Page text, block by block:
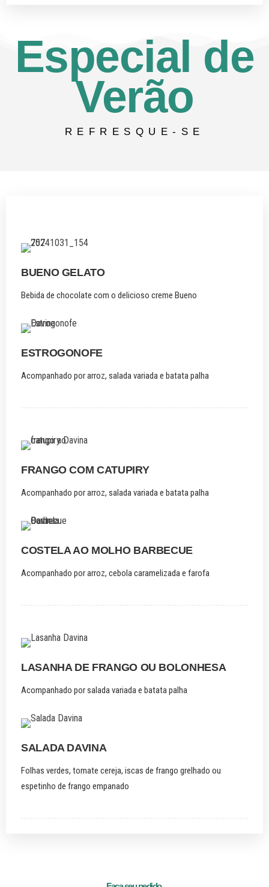
Especial de
Verão
REFRESQUE-SE
BUENO GELATO
Bebida de chocolate com o delicioso creme Bueno
ESTROGONOFE
Acompanhado por arroz, salada variada e batata palha
FRANGO COM CATUPIRY
Acompanhado por arroz, salada variada e batata palha
COSTELA AO MOLHO BARBECUE
Acompanhado por arroz, cebola caramelizada e farofa
LASANHA DE FRANGO OU BOLONHESA
Acompanhado por salada variada e batata palha
SALADA DAVINA
Folhas verdes, tomate cereja, iscas de frango grelhado ou
espetinho de frango empanado